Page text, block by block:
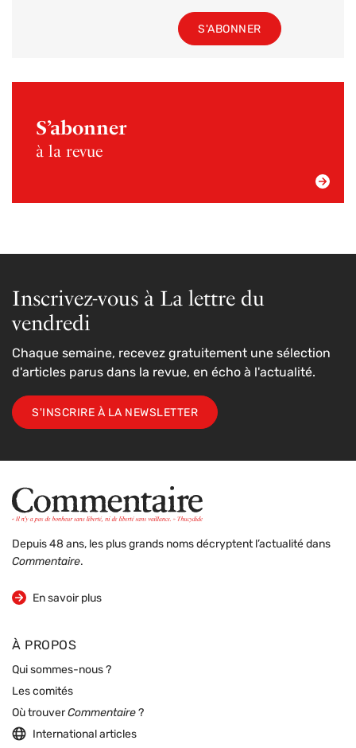
S'ABONNER
S’abonner
à la revue
Inscrivez-vous à La lettre du
vendredi
Chaque semaine, recevez gratuitement une sélection
d'articles parus dans la revue, en écho à l'actualité.
S'INSCRIRE À LA NEWSLETTER
Depuis 48 ans, les plus grands noms décryptent l’actualité dans
Commentaire.
En savoir plus
sur la revue
À PROPOS
Qui sommes-nous ?
Les comités
Où trouverCommentaire ?
International articles